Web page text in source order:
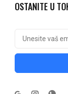
OSTANITE U